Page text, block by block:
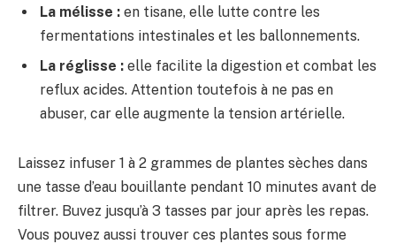
La mélisse : en tisane, elle lutte contre les
fermentations intestinales et les ballonnements.
La réglisse : elle facilite la digestion et combat les
reflux acides. Attention toutefois à ne pas en
abuser, car elle augmente la tension artérielle.
Laissez infuser 1 à 2 grammes de plantes sèches dans
une tasse d’eau bouillante pendant 10 minutes avant de
filtrer. Buvez jusqu’à 3 tasses par jour après les repas.
Vous pouvez aussi trouver ces plantes sous forme